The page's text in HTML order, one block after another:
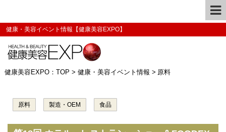
健康・美容イベント情報【健康美容EXPO】
健康美容EXPO：TOP > 健康・美容イベント情報 > 原料
原料 製造・OEM 食品